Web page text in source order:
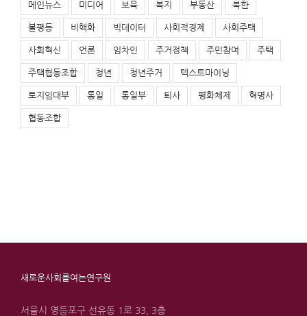
메인뉴스 미디어 보육 복지 부동산 북한
불평등 비핵화 빅데이터 사회적경제 사회주택
사회혁신 언론 임차인 주거정책 주민참여 주택
주택협동조합 청년 청년주거 텍스트마이닝
토지임대부 통일 통일부 퇴사 평화체제 혁명사
협동조합
새로운사회를여는연구원
서울시 영등포구 선유동 1로 33, 3층